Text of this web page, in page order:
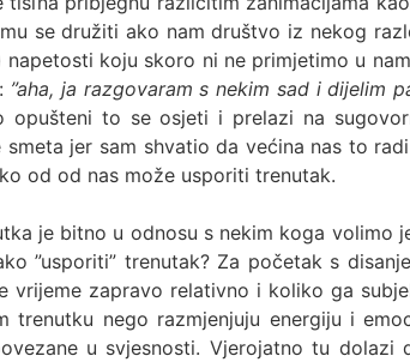
se družiti ako nam društvo iz nekog
napetosti koju skoro ni ne primjetimo u
”aha, ja razgovaram s nekim sad i dijelim
opušteni to se osjeti i prelazi na
jer sam shvatio da većina nas to
od od nas može usporiti trenutak.
je bitno u odnosu s nekim koga
”usporiti” trenutak? Za početak s
vrijeme zapravo relativno i koliko ga
trenutku nego razmjenjuju energiju i
u svjesnosti. Vjerojatno tu